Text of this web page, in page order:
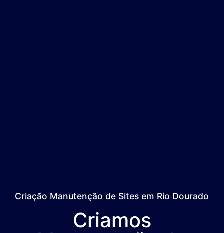
Criação Manutenção de Sites em Rio Dourado
Criamos